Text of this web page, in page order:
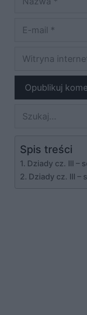
Witryna
Szukaj
Spis treści
Dziady cz. III –
Dziady cz. III –